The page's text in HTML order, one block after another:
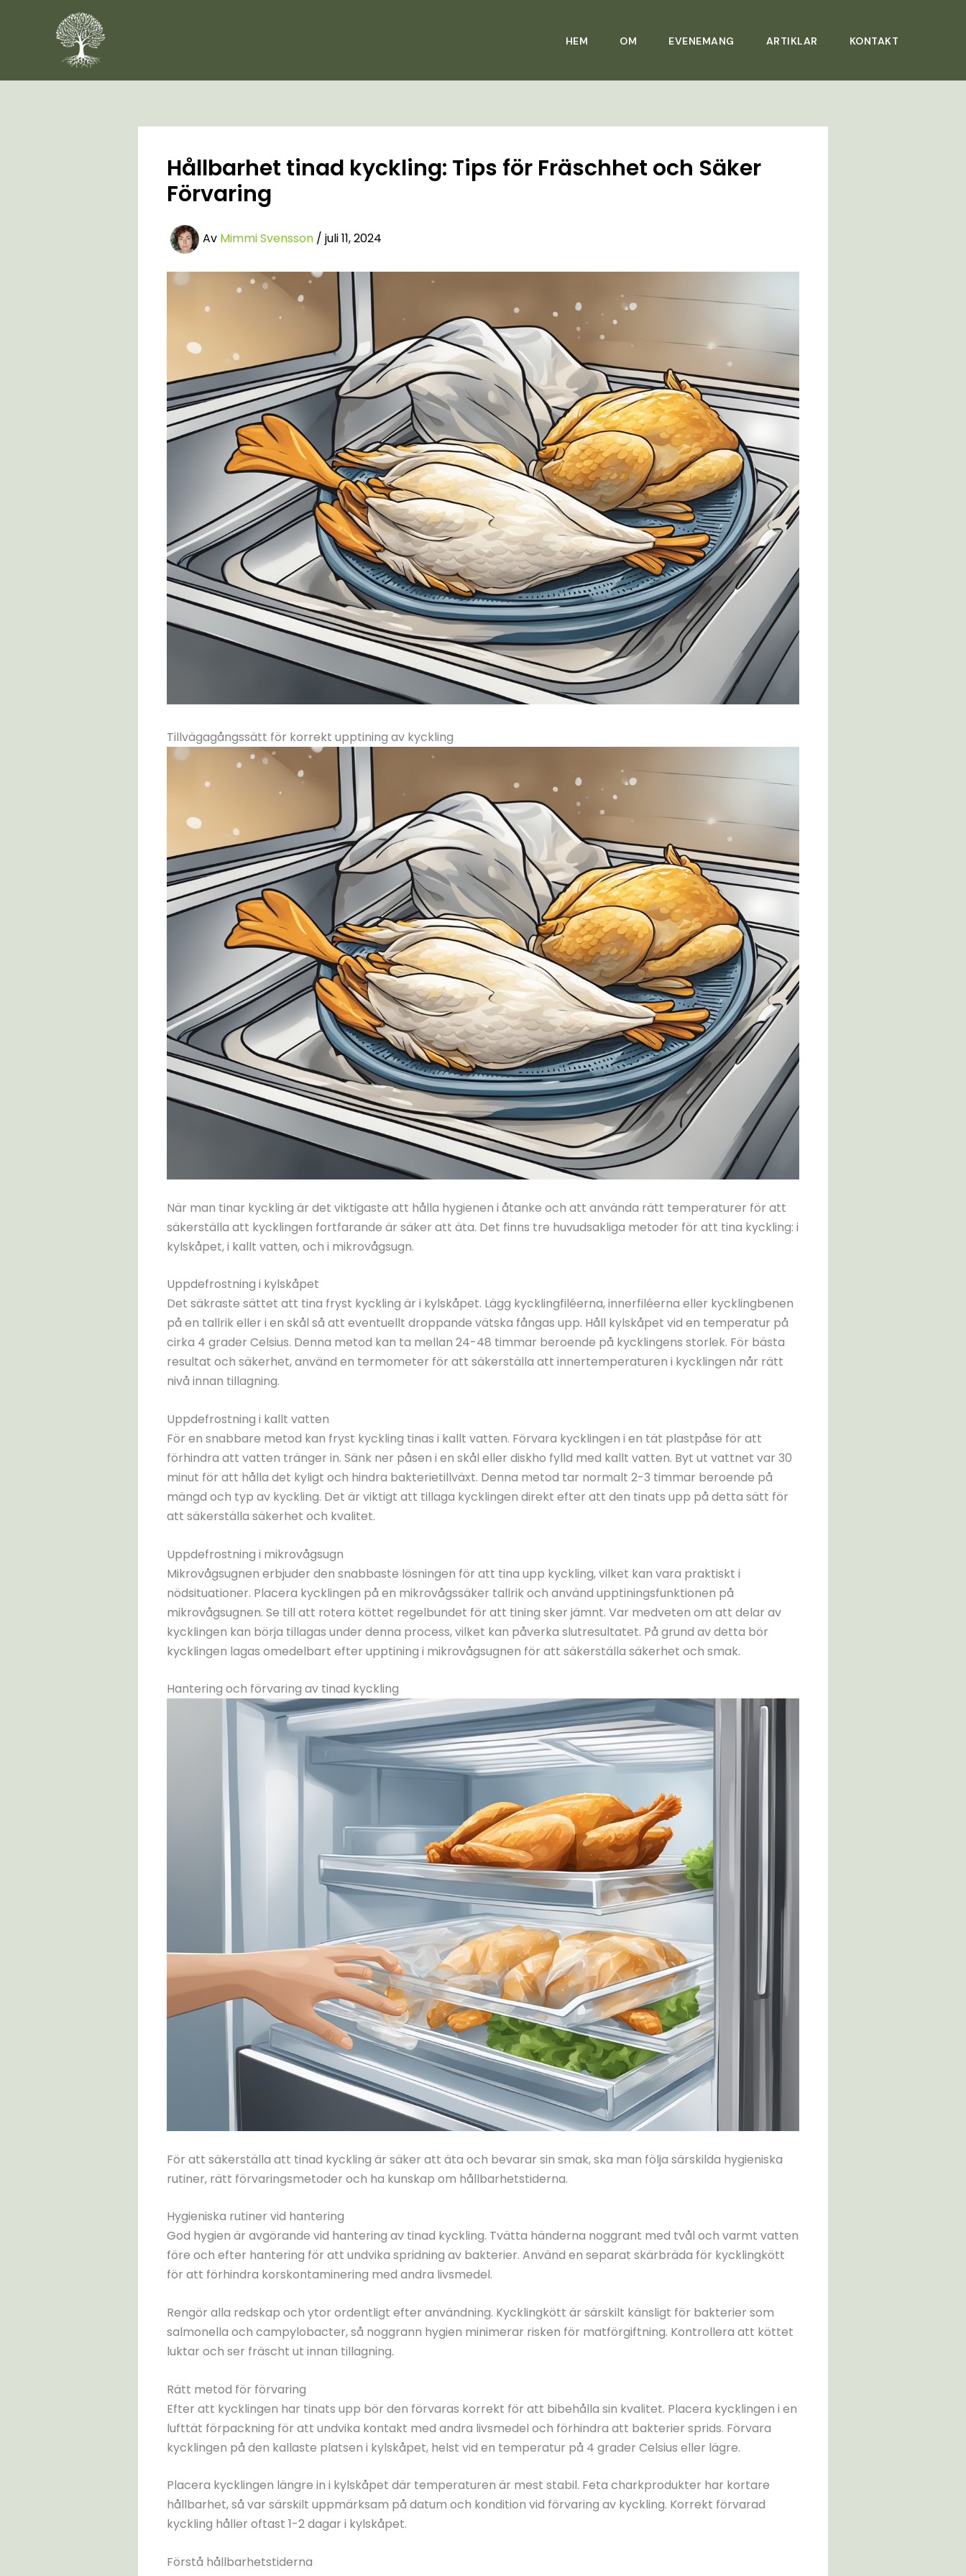
HEM OM EVENEMANG ARTIKLAR KONTAKT
Hållbarhet tinad kyckling: Tips för Fräschhet och Säker
Förvaring
Av Mimmi Svensson / juli 11, 2024
Tillvägagångssätt för korrekt upptining av kyckling
När man tinar kyckling är det viktigaste att hålla hygienen i åtanke och att använda rätt temperaturer för att
säkerställa att kycklingen fortfarande är säker att äta. Det finns tre huvudsakliga metoder för att tina kyckling: i
kylskåpet, i kallt vatten, och i mikrovågsugn.
Uppdefrostning i kylskåpet
Det säkraste sättet att tina fryst kyckling är i kylskåpet. Lägg kycklingfiléerna, innerfiléerna eller kycklingbenen
på en tallrik eller i en skål så att eventuellt droppande vätska fångas upp. Håll kylskåpet vid en temperatur på
cirka 4 grader Celsius. Denna metod kan ta mellan 24-48 timmar beroende på kycklingens storlek. För bästa
resultat och säkerhet, använd en termometer för att säkerställa att innertemperaturen i kycklingen når rätt
nivå innan tillagning.
Uppdefrostning i kallt vatten
För en snabbare metod kan fryst kyckling tinas i kallt vatten. Förvara kycklingen i en tät plastpåse för att
förhindra att vatten tränger in. Sänk ner påsen i en skål eller diskho fylld med kallt vatten. Byt ut vattnet var 30
minut för att hålla det kyligt och hindra bakterietillväxt. Denna metod tar normalt 2-3 timmar beroende på
mängd och typ av kyckling. Det är viktigt att tillaga kycklingen direkt efter att den tinats upp på detta sätt för
att säkerställa säkerhet och kvalitet.
Uppdefrostning i mikrovågsugn
Mikrovågsugnen erbjuder den snabbaste lösningen för att tina upp kyckling, vilket kan vara praktiskt i
nödsituationer. Placera kycklingen på en mikrovågssäker tallrik och använd upptiningsfunktionen på
mikrovågsugnen. Se till att rotera köttet regelbundet för att tining sker jämnt. Var medveten om att delar av
kycklingen kan börja tillagas under denna process, vilket kan påverka slutresultatet. På grund av detta bör
kycklingen lagas omedelbart efter upptining i mikrovågsugnen för att säkerställa säkerhet och smak.
Hantering och förvaring av tinad kyckling
För att säkerställa att tinad kyckling är säker att äta och bevarar sin smak, ska man följa särskilda hygieniska
rutiner, rätt förvaringsmetoder och ha kunskap om hållbarhetstiderna.
Hygieniska rutiner vid hantering
God hygien är avgörande vid hantering av tinad kyckling. Tvätta händerna noggrant med tvål och varmt vatten
före och efter hantering för att undvika spridning av bakterier. Använd en separat skärbräda för kycklingkött
för att förhindra korskontaminering med andra livsmedel.
Rengör alla redskap och ytor ordentligt efter användning. Kycklingkött är särskilt känsligt för bakterier som
salmonella och campylobacter, så noggrann hygien minimerar risken för matförgiftning. Kontrollera att köttet
luktar och ser fräscht ut innan tillagning.
Rätt metod för förvaring
Efter att kycklingen har tinats upp bör den förvaras korrekt för att bibehålla sin kvalitet. Placera kycklingen i en
lufttät förpackning för att undvika kontakt med andra livsmedel och förhindra att bakterier sprids. Förvara
kycklingen på den kallaste platsen i kylskåpet, helst vid en temperatur på 4 grader Celsius eller lägre.
Placera kycklingen längre in i kylskåpet där temperaturen är mest stabil. Feta charkprodukter har kortare
hållbarhet, så var särskilt uppmärksam på datum och kondition vid förvaring av kyckling. Korrekt förvarad
kyckling håller oftast 1-2 dagar i kylskåpet.
Förstå hållbarhetstiderna